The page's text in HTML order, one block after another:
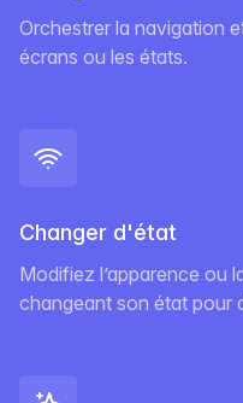
Orchestrer la navigation
écrans ou les états.
Changer d'état
Modifiez l’apparence ou
changeant son état pour